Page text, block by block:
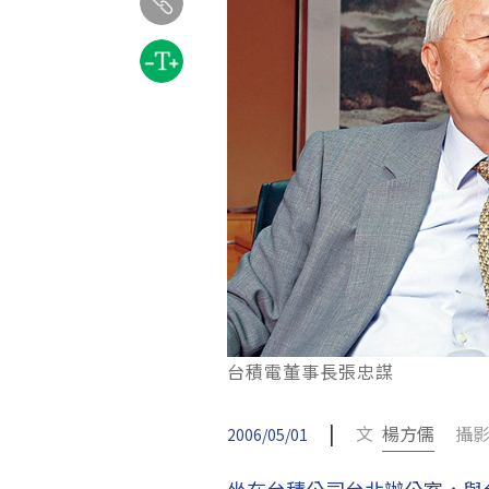
台積電董事長張忠謀
2006/05/01 | 文 楊方儒 攝